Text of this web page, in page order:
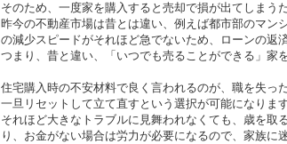
そのため、一度家を購入すると売却で損が出てしまう
昨今の不動産市場は昔とは違い、例えば都市部のマ
の減少スピードがそれほど急でないため、ローンの返
つまり、昔と違い、「いつでも売ることができる」家
住宅購入時の不安材料で良く言われるのが、職を失っ
一旦リセットして立て直すという選択が可能になります
それほど大きなトラブルに見舞われなくても、歳を
り、お金がない場合は労力が必要になるので、家族